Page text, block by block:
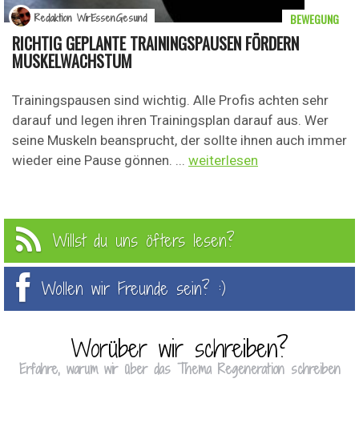
RICHTIG GEPLANTE TRAININGSPAUSEN FÖRDERN
MUSKELWACHSTUM
Trainingspausen sind wichtig. Alle Profis achten sehr
darauf und legen ihren Trainingsplan darauf aus. Wer
seine Muskeln beansprucht, der sollte ihnen auch immer
wieder eine Pause gönnen. ... weiterlesen
BEWEGUNG
Redaktion WirEssenGesund
Willst du uns öfters lesen?
Wollen wir Freunde sein? :)
Worüber wir schreiben?
Erfahre, warum wir über das Thema Regeneration schreiben